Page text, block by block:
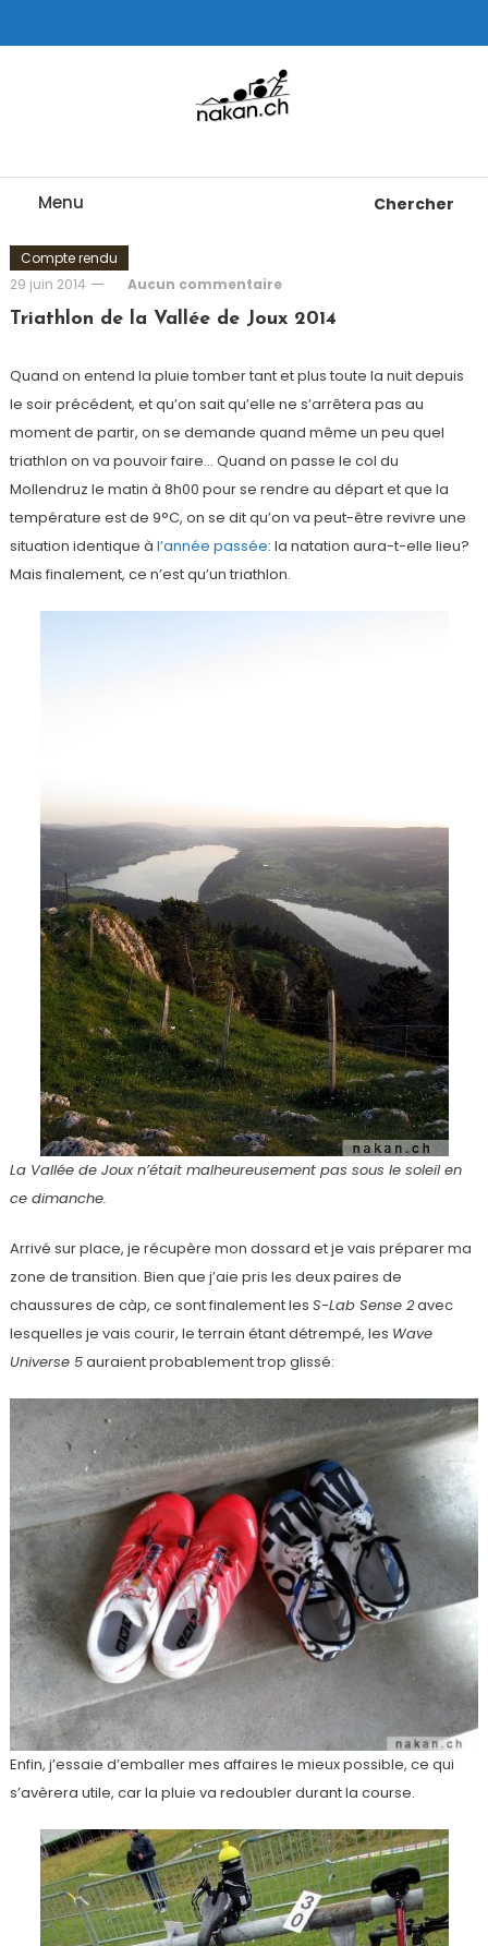
To
Menu Chercher
Compte rendu
29 juin 2014
Aucun commentaire
Triathlon de la Vallée de Joux 2014
Quand on entend la pluie tomber tant et plus toute la nuit depuis
le soir précédent, et qu’on sait qu’elle ne s’arrêtera pas au
moment de partir, on se demande quand même un peu quel
triathlon on va pouvoir faire… Quand on passe le col du
Mollendruz le matin à 8h00 pour se rendre au départ et que la
température est de 9°C, on se dit qu’on va peut-être revivre une
situation identique à l’année passée: la natation aura-t-elle lieu?
Mais finalement, ce n’est qu’un triathlon.
La Vallée de Joux n’était malheureusement pas sous le soleil en
ce dimanche.
Arrivé sur place, je récupère mon dossard et je vais préparer ma
zone de transition. Bien que j’aie pris les deux paires de
chaussures de càp, ce sont finalement les S-Lab Sense 2avec
lesquelles je vais courir, le terrain étant détrempé, les Wave
Universe 5auraient probablement trop glissé:
Enfin, j’essaie d’emballer mes affaires le mieux possible, ce qui
s’avèrera utile, car la pluie va redoubler durant la course.